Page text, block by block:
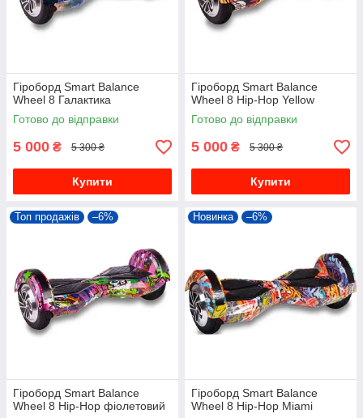
Гіроборд Smart Balance
Wheel 8 Галактика
Готово до відправки
5 000 ₴ 5 300 ₴
Купити
Гіроборд Smart Balance
Wheel 8 Hip-Hop Yellow
Готово до відправки
5 000 ₴ 5 300 ₴
Купити
Топ продажів –6%
Гіроборд Smart Balance
Wheel 8 Hip-Hop фіолетовий
Новинка –6%
Гіроборд Smart Balance
Wheel 8 Hip-Hop Miami